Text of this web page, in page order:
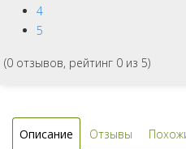
4
5
(0 отзывов, рейтинг 0 из 5)
Описание Отзывы